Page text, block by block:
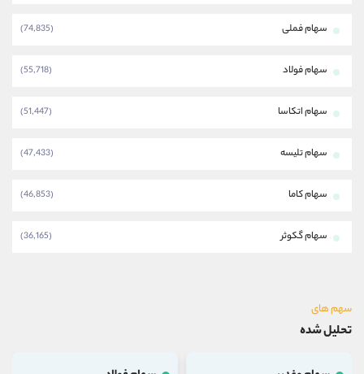
سهام فملی (74,835)
سهام فولاد (55,718)
سهام اتکاسا (51,447)
سهام تلیسه (47,433)
سهام کاما (46,853)
سهام گکوثر (36,165)
سهم های
تحلیل شده